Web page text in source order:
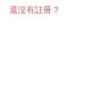
還沒有註冊？